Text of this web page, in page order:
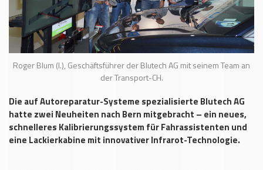
Roger Blum (l.), Geschäftsführer der Blutech AG mit seinem Team an
der Transport-CH.
Die auf Autoreparatur-Systeme spezialisierte Blutech AG
hatte zwei Neuheiten nach Bern mitgebracht – ein neues,
schnelleres Kalibrierungssystem für Fahrassistenten und
eine Lackierkabine mit innovativer Infrarot-Technologie.